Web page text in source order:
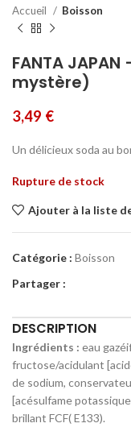
Accueil Boisson
FANTA
mystère)
3,49 €
Un délicieux soda au
Rupture de stock
Ajouter à la liste
Catégorie : Boisson
Partager :
DESCRIPTION
Ingrédients : eau
fructose/acidulant
de sodium,
[acésulfame
brillant FCF( E133).